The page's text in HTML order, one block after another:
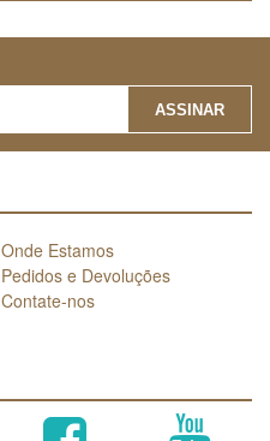
ASSINAR
Onde Estamos
Pedidos e Devoluções
Contate-nos